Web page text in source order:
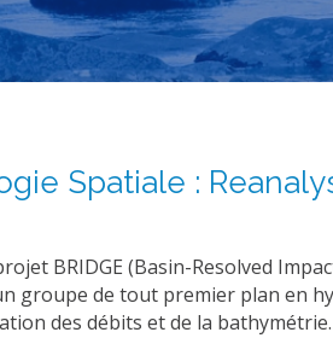
Spatiale :
BRIDGE (Basin-Resolved
groupe de tout premier plan en
des débits et de la